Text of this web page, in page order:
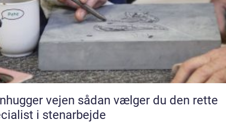
vejen sådan vælger du den rette
i stenarbejde